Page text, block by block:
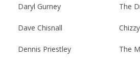
Daryl Gurney The
Dave Chisnall Chizzy
Dennis Priestley The